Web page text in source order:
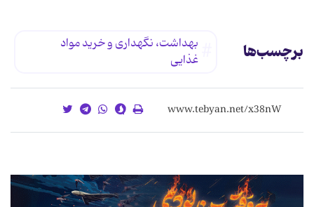
برچسب‌ها
بهداشت، نگهداری و خرید مواد
غذایی